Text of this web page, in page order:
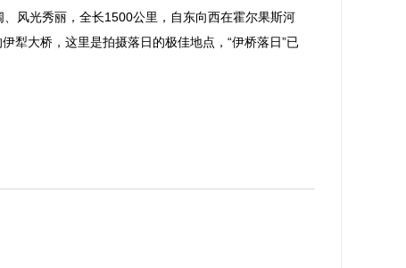
风光秀丽，全长1500公里，自东向西在霍尔果斯河
犁大桥，这里是拍摄落日的极佳地点，“伊桥落日”已